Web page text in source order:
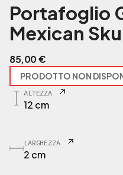
Portafoglio
Mexican
85,00€
PRODOTTO NON
ALTEZZA
12 cm
LARGHEZZA
2 cm